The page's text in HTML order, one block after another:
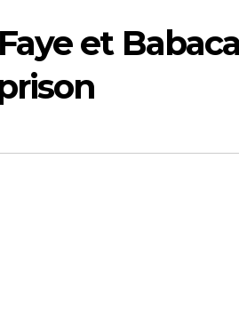
et